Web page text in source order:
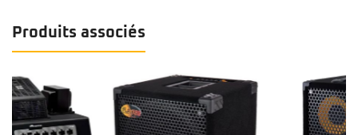
Produits associés